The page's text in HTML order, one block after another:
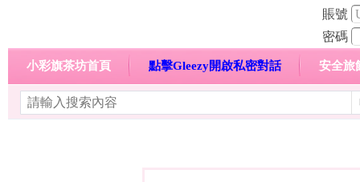
賬號
密碼
小彩旗茶坊首頁 點擊Gleezy開啟私密對話 安全旅